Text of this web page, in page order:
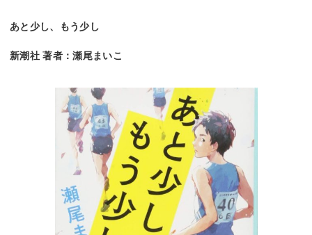
あと少し、もう少し
新潮社 著者：瀬尾まいこ